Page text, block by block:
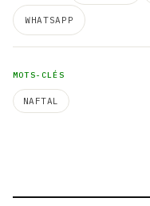
WHATSAPP
MOTS-CLÉS
NAFTAL